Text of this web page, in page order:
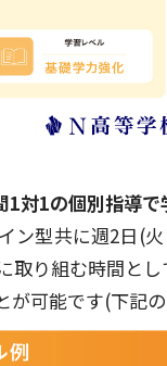
対1の個別指導で
ン型共に週2日(
取り組む時間と
可能です(下記